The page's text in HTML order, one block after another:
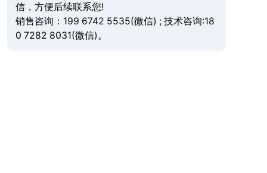
信，方便后续联系您!
销售咨询：199 6742 5535(微信) ; 技术咨询:18
0 7282 8031(微信)。